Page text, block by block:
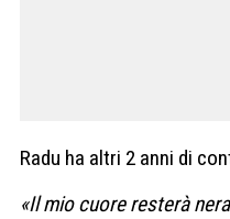
Radu ha altri 2 anni di
«Il mio cuore resterà